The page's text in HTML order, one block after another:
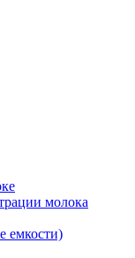
молока
емкости)